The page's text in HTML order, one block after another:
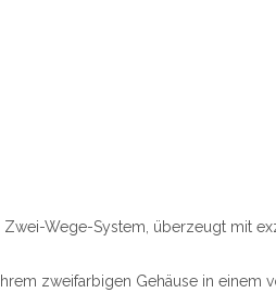
Zwei-Wege-System, überzeugt mit
zweifarbigen Gehäuse in